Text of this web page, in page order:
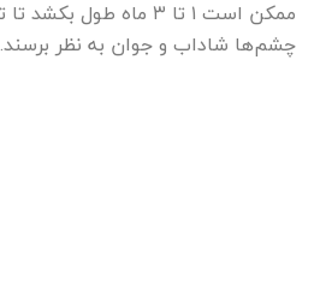
ممکن است ۱ تا ۳ ماه طول
چشم‌ها شاداب و جوان به نظر برسند.